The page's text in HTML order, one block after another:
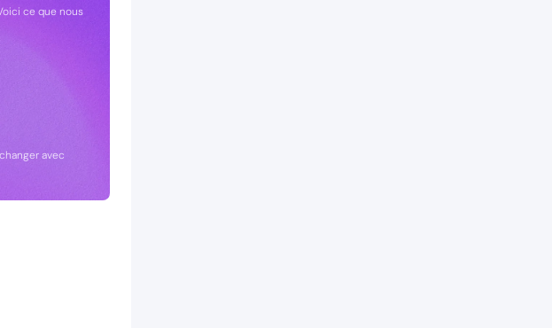
ce que nous
avec